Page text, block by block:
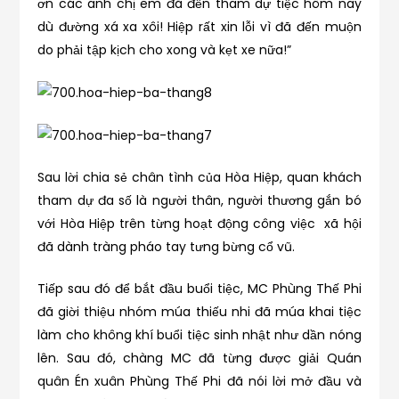
dù đường xá xa xôi! Hiệp rất xin lỗi vì đã đến muộn
do phải tập kịch cho xong và kẹt xe nữa!”
Sau lời chia sẻ chân tình của Hòa Hiệp, quan khách
tham dự đa số là người thân, người thương gắn bó
với Hòa Hiệp trên từng hoạt động công việc xã hội
đã dành tràng pháo tay tưng bừng cổ vũ.
Tiếp sau đó để bắt đầu buổi tiệc, MC Phùng Thế Phi
đã giời thiệu nhóm múa thiếu nhi đã múa khai tiệc
làm cho không khí buổi tiệc sinh nhật như dần nóng
lên. Sau đó, chàng MC đã từng được giải Quán
quân Én xuân Phùng Thế Phi đã nói lời mở đầu và